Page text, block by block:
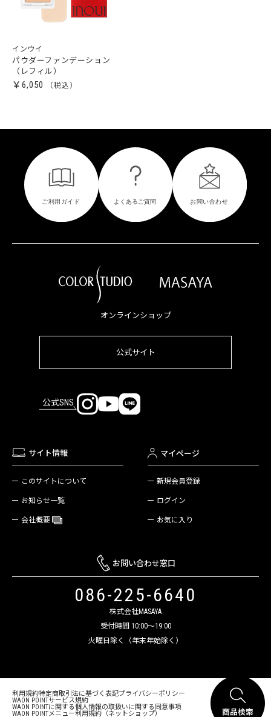
インウイ
パウダーファンデーション
（レフィル）
￥6,050
オンラインショップ
公式サイト
公式SNS
サイト情報
このサイトについて
お知らせ一覧
会社概要
マイページ
新規会員登録
ログイン
お気に入り
お問い合わせ窓口
086-225-6640
株式会社MASAYA
受付時間 10:00～19:00
火曜日除く（年末年始除く）
利用規約特定商取引法に基づく表記プライバシーポリシー
WAON POINTサービス規約
WAON POINTに関する個人情報の取扱いに関する同意事項
WAON POINTメニュー利用規約（ネットショップ）